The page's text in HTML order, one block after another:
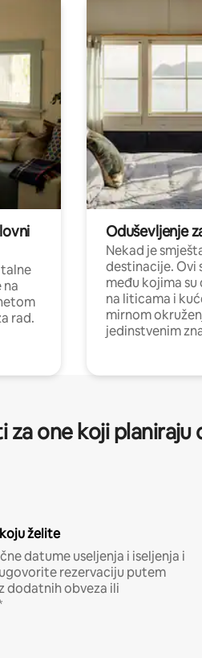
na
rad.
Oduševljenje
Nekad je
destinacije. Ovi
među kojima su
na liticama i
mirnom
jedinstvenim
za one koji planiraju
želite
datume useljenja i iseljenja i
rezervaciju putem
dodatnih obveza ili